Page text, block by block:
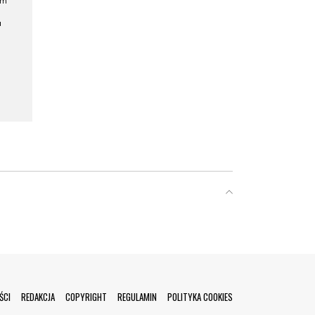
REDAKCJA COPYRIGHT REGULAMIN POLITYKA COOKIES